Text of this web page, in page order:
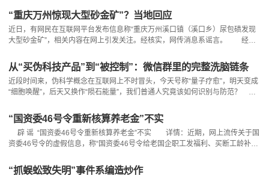
是，深圳社保向部分灵活就业参保人发了一条提醒短信，短信中提到“经比对您
在我市无有效的居住信息，请尽快至相关部门核查处理。居住信息失效的，我局
将为您自动停保”，结果被一些博眼球的自媒体搞“
“重庆万州惊现大型砂金矿”？当地回应
近日，有网民在互联网平台发布信息称“重庆万州溪口镇（溪口乡）尿包碛发现
大型砂金矿”，相关内容在网上引发关注。经核实，网传消息系谣言。 经万
矿或砂金矿资源，相关图文内容均为不实信息。 在此提醒广大网民：在网络
上发布信息，要真实、客观、准确。不造谣、不信谣、不传谣，共同营造清朗网
络空间。
从“买伪科技产品”到“被控制”：微信群里的完整洗脑链条
近段时间来，伪科学概念在互联网上不时冒头，今天号称“量子疗愈”，明天变成
“细胞唤醒”，后天又换作“陨石能量”，我们普通人究竟该如何识别与防范？
“伪科学大揭秘”栏目，通过一系列“真科普”文章，带大家一起识破谣言套路，戳
穿“伪科学”骗局。 你可能以为，不慎上当购买了伪科技产品，不过是损失些
钱财，权当花钱买份心理安慰。但事实远比
“国资委46号令重新核算养老金”不实
辟 谣 “国资委46号令重新核算养老金”不实 详情：近期，网上流传关于国
资委46号令的虚假信息，称“国资委46号令给老国企职工发福利、买断工龄补发
人社局发文指出，上述说法均系谣言，与政策原文完全不符。国务院国资委令第
“抓蜈蚣致失明”事件系编造炒作